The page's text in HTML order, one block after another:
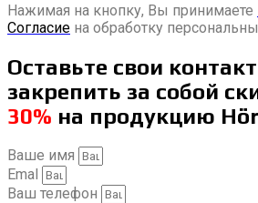
Нажимая на кнопку, Вы принимаете
Согласие на обработку
Оставьте свои
закрепить за собой
30% на продукцию
Ваше имя
Emal
Ваш телефон